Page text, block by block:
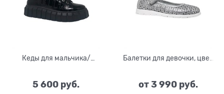
Кеды для мальчика/
5 600 руб.
Балетки для девочки, цвет
от3 990 руб.